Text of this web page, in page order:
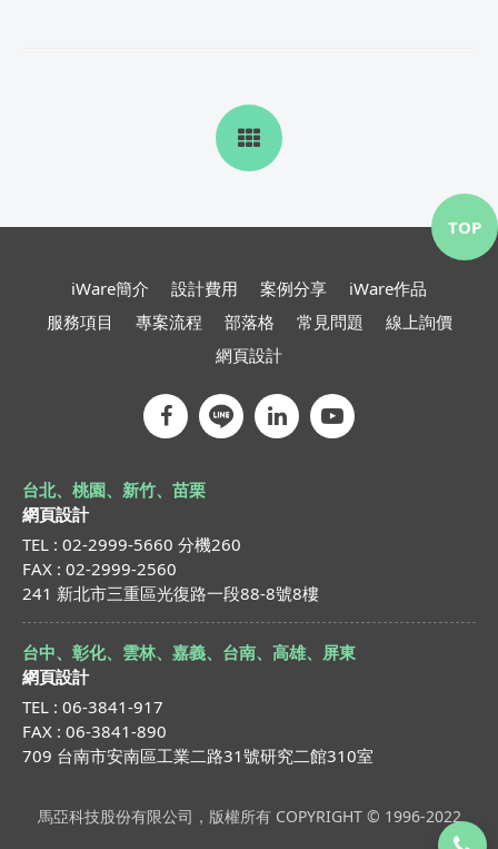
iWare簡介 設計費用 案例分享
iWare作品
服務項目
專案流程 部落格 常見問題
線上詢價
網頁設計
台北、桃園、新竹、苗栗
網頁設計
TEL : 02-2999-5660 分機260
FAX : 02-2999-2560
241 新北市三重區光復路一段88-8號8樓
台中、彰化、雲林、嘉義、台南、高雄、屏東
網頁設計
TEL : 06-3841-917
FAX : 06-3841-890
709 台南市安南區工業二路31號研究二館310室
馬亞科技股份有限公司，版權所有 COPYRIGHT © 1996-2022
TOP